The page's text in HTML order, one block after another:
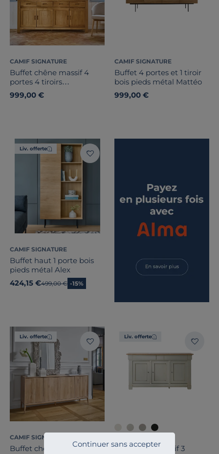
Continuer sans accepter
CAMIF SIGNATURE
Buffet chêne massif 4
portes 4 tiroirs
Luminescence
999,00 €
CAMIF SIGNATURE
Buffet 4 portes et 1 tiroir
bois pieds métal Mattéo
999,00 €
Liv. offerte
CAMIF SIGNATURE
Buffet haut 1 porte bois
pieds métal Alex
424,15 €Ancien prix
499,00 € -15%
Liv. offerte
CAMIF SIGNATURE
Buffet chêne massif 4
Liv. offerte
Buffet bois massif 3